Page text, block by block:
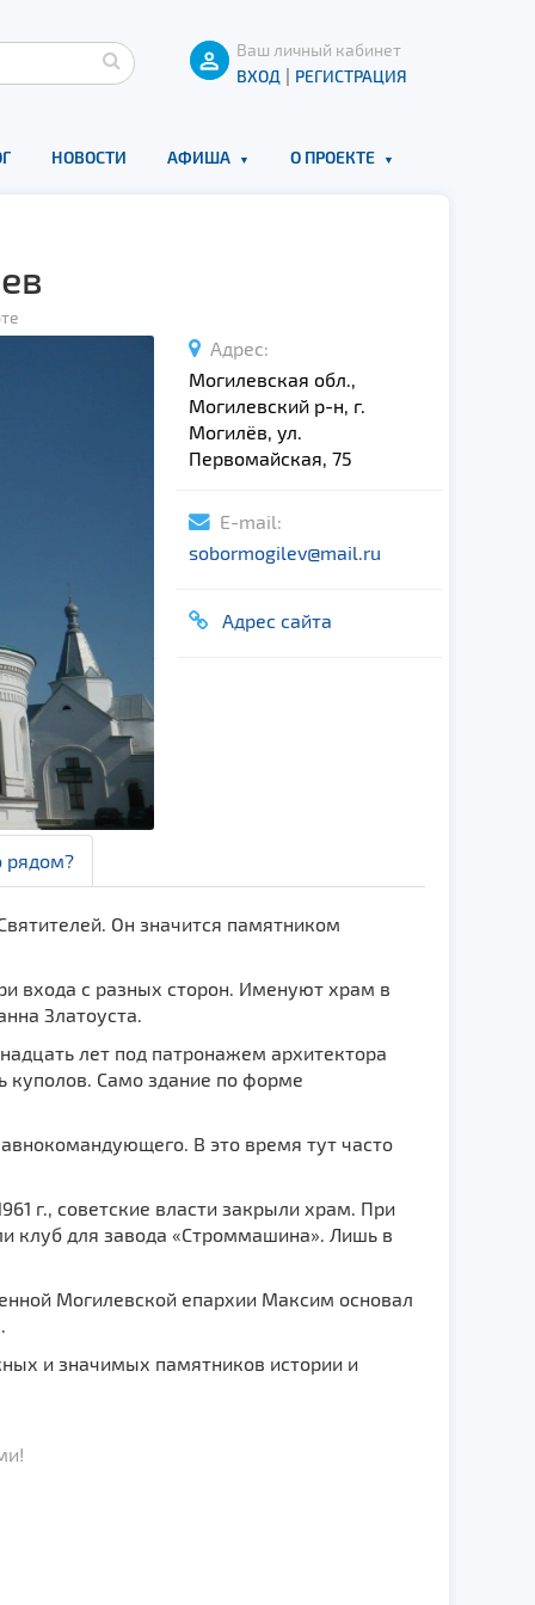
Ваш личный кабинет
ВХОД | РЕГИСТРАЦИЯ
НОВОСТИ АФИША О ПРОЕКТЕ
Адрес:
Могилевская обл.,
Могилевский р-н, г.
Могилёв, ул.
Первомайская, 75
E-mail:
sobormogilev@mail.ru
Адрес сайта
рядом?
Он значится памятником
входа с разных сторон. Именуют храм в
Златоуста.
лет под патронажем архитектора
куполов. Само здание по форме
В это время тут часто
г., советские власти закрыли храм. При
клуб для завода «Строммашина». Лишь в
Могилевской епархии Максим основал
и значимых памятников истории и